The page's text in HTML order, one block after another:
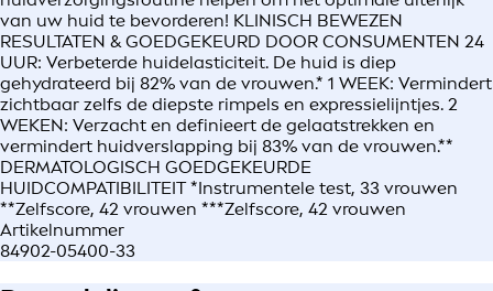
van uw huid te bevorderen! KLINISCH BEWEZEN
RESULTATEN & GOEDGEKEURD DOOR CONSUMENTEN 24
UUR: Verbeterde huidelasticiteit. De huid is diep
gehydrateerd bij 82% van de vrouwen.* 1 WEEK: Vermindert
zichtbaar zelfs de diepste rimpels en expressielijntjes. 2
WEKEN: Verzacht en definieert de gelaatstrekken en
vermindert huidverslapping bij 83% van de vrouwen.**
DERMATOLOGISCH GOEDGEKEURDE
HUIDCOMPATIBILITEIT *Instrumentele test, 33 vrouwen
**Zelfscore, 42 vrouwen ***Zelfscore, 42 vrouwen
Artikelnummer
84902-05400-33